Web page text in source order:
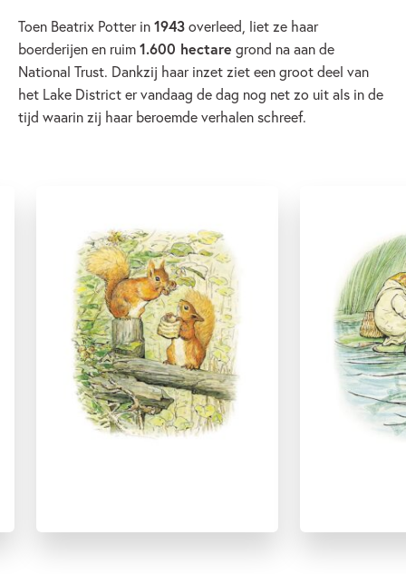
Toen Beatrix Potter in1943overleed, liet ze haar
boerderijen en ruim1.600 hectare grond na aan de
National Trust. Dankzij haar inzet ziet een groot deel van
het Lake District er vandaag de dag nog net zo uit als in de
tijd waarin zij haar beroemde verhalen schreef.